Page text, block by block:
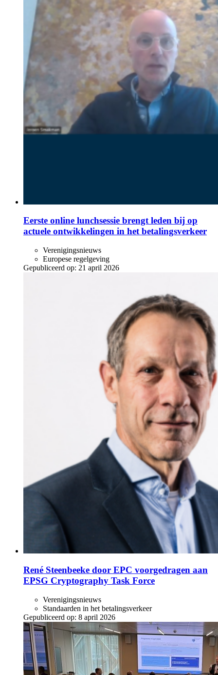
Eerste online lunchsessie brengt leden bij op
actuele ontwikkelingen in het betalingsverkeer
Verenigingsnieuws
Europese regelgeving
Gepubliceerd op: 21 april 2026
René Steenbeeke door EPC voorgedragen aan
EPSG Cryptography Task Force
Verenigingsnieuws
Standaarden in het betalingsverkeer
Gepubliceerd op: 8 april 2026